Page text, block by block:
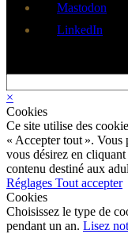
Mastodon
LinkedIn
×
Cookies
Ce site utilise des
« Accepter tout ».
vous désirez en
contenu destiné aux
Réglages Tout accepter
Cookies
Choisissez le type de
pendant un an. Lisez